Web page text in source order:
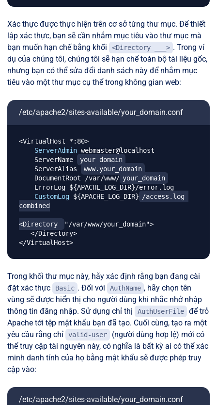
Xác thực được thực hiện trên cơ sở từng thư mục. Để thiết
lập xác thực, bạn sẽ cần nhắm mục tiêu vào thư mục mà
bạn muốn hạn chế bằng khối
<Directory ___> . Trong ví
dụ của chúng tôi, chúng tôi sẽ hạn chế toàn bộ tài liệu gốc,
nhưng bạn có thể sửa đổi danh sách này để nhắm mục
tiêu vào một thư mục cụ thể trong không gian web:
/etc/apache2/sites-available/your_domain.conf
<VirtualHost *:80>
ServerAdmin webmaster@localhost
    ServerName
your_domain
    ServerAlias
www.your_domain
    DocumentRoot /var/www/
your_domain
    ErrorLog $
{APACHE_LOG_DIR}/error.log
CustomLog ${APACHE_LOG_DIR} /access.log
combined
<Directory
"/var/www/your_domain">
Trong khối thư mục này, hãy xác định rằng bạn đang cài
đặt xác thực
Basic . Đối với AuthName , hãy chọn tên
vùng sẽ được hiển thị cho người dùng khi nhắc nhở nhập
thông tin đăng nhập. Sử dụng chỉ thị
AuthUserFile
để trỏ
Apache tới tệp mật khẩu bạn đã tạo. Cuối cùng, tạo ra một
yêu cầu rằng chỉ
valid-user
(người dùng hợp lệ) mới có
thể truy cập tài nguyên này, có nghĩa là bất kỳ ai có thể xác
minh danh tính của họ bằng mật khẩu sẽ được phép truy
cập vào:
/etc/apache2/sites-available/your_domain.conf